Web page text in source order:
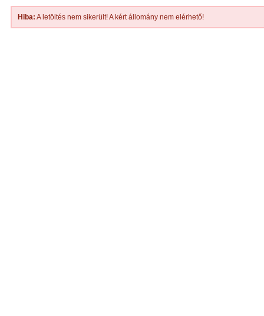
Hiba: A letöltés nem sikerült! A kért állomány nem elérhető!